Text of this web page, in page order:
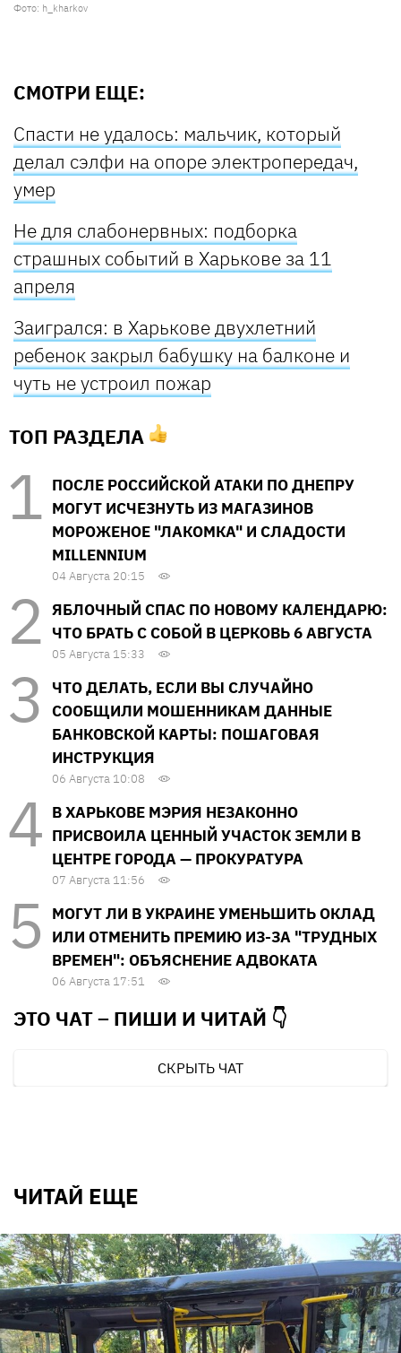
Фото: h_kharkov
СМОТРИ ЕЩЕ:
Спасти не удалось: мальчик, который
делал сэлфи на опоре электропередач,
умер
Не для слабонервных: подборка
страшных событий в Харькове за 11
апреля
Заигрался: в Харькове двухлетний
ребенок закрыл бабушку на балконе и
чуть не устроил пожар
ТОП РАЗДЕЛА
ПОСЛЕ РОССИЙСКОЙ АТАКИ ПО ДНЕПРУ
МОГУТ ИСЧЕЗНУТЬ ИЗ МАГАЗИНОВ
МОРОЖЕНОЕ "ЛАКОМКА" И СЛАДОСТИ
MILLENNIUM
04 Августа 20:15
ЯБЛОЧНЫЙ СПАС ПО НОВОМУ КАЛЕНДАРЮ:
ЧТО БРАТЬ С СОБОЙ В ЦЕРКОВЬ 6 АВГУСТА
05 Августа 15:33
ЧТО ДЕЛАТЬ, ЕСЛИ ВЫ СЛУЧАЙНО
СООБЩИЛИ МОШЕННИКАМ ДАННЫЕ
БАНКОВСКОЙ КАРТЫ: ПОШАГОВАЯ
ИНСТРУКЦИЯ
06 Августа 10:08
В ХАРЬКОВЕ МЭРИЯ НЕЗАКОННО
ПРИСВОИЛА ЦЕННЫЙ УЧАСТОК ЗЕМЛИ В
ЦЕНТРЕ ГОРОДА — ПРОКУРАТУРА
07 Августа 11:56
МОГУТ ЛИ В УКРАИНЕ УМЕНЬШИТЬ ОКЛАД
ИЛИ ОТМЕНИТЬ ПРЕМИЮ ИЗ-ЗА "ТРУДНЫХ
ВРЕМЕН": ОБЪЯСНЕНИЕ АДВОКАТА
06 Августа 17:51
ЭТО ЧАТ – ПИШИ И ЧИТАЙ 👇
СКРЫТЬ ЧАТ
ЧИТАЙ ЕЩЕ